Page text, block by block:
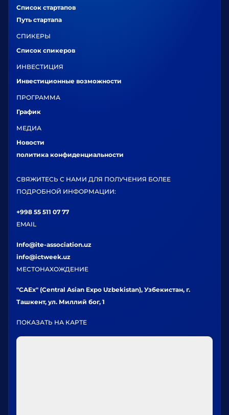
Список стартапов
Путь стартапа
СПИКЕРЫ
Список спикеров
ИНВЕСТИЦИЯ
Инвестиционные возможности
ПРОГРАММА
График
МЕДИА
Новости
политика конфиденциальности
СВЯЖИТЕСЬ С НАМИ ДЛЯ ПОЛУЧЕНИЯ БОЛЕЕ
ПОДРОБНОЙ ИНФОРМАЦИИ:
+998 55 511 07 77
EMAIL
Info@ite-association.uz
info@ictweek.uz
МЕСТОНАХОЖДЕНИЕ
"CAEx" (Central Asian Expo Uzbekistan), Узбекистан, г.
Ташкент, ул. Миллий бог, 1
ПОКАЗАТЬ НА КАРТЕ